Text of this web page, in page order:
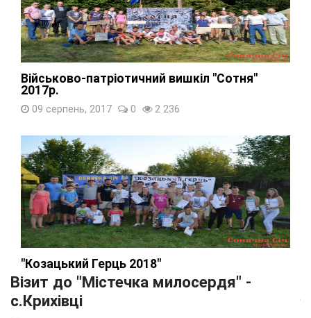
Військово-патріотичний вишкіл "Сотня"
2017р.
09 серпень, 2017 0 2 236
"Козацький Герць 2018"
19 серпень, 2018 0 1 873
Візит до "Містечка милосердя" -
с.Крихівці